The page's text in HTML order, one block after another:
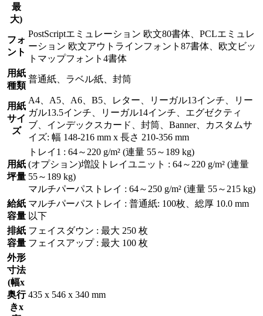
最
大)
フォ
ント
PostScriptエミュレーション 欧文80書体、PCLエミュレ
ーション 欧文アウトラインフォント87書体、欧文ビッ
トマップフォント4書体
用紙
種類
普通紙、ラベル紙、封筒
用紙
サイ
ズ
A4、A5、A6、B5、レター、リーガル13インチ、リー
ガル13.5インチ、リーガル14インチ、エグゼクティ
ブ、インデックスカード、封筒、Banner、カスタムサ
イズ: 幅 148-216 mm x 長さ 210-356 mm
用紙
坪量
トレイ1 : 64～220 g/m² (連量 55～189 kg)
(オプション)増設トレイユニット : 64～220 g/m² (連量
55～189 kg)
マルチパーパストレイ : 64～250 g/m² (連量 55～215 kg)
給紙
容量
マルチパーパストレイ : 普通紙: 100枚、総厚 10.0 mm
以下
排紙
容量
フェイスダウン : 最大 250 枚
フェイスアップ : 最大 100 枚
外形
寸法
(幅x
奥行
きx
435 x 546 x 340 mm